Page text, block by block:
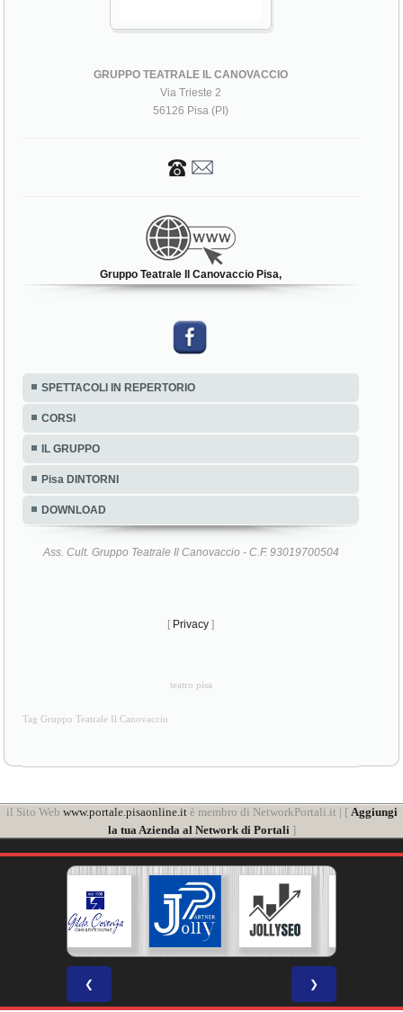
GRUPPO TEATRALE IL CANOVACCIO
Via Trieste 2
56126 Pisa (PI)
Gruppo Teatrale Il Canovaccio Pisa,
SPETTACOLI IN REPERTORIO
CORSI
IL GRUPPO
Pisa DINTORNI
DOWNLOAD
Ass. Cult. Gruppo Teatrale Il Canovaccio - C.F. 93019700504
[ Privacy ]
teatro pisa
Tag Gruppo Teatrale Il Canovaccio
il Sito Web www.portale.pisaonline.itè membro di NetworkPortali.it | [ Aggiungi
la tua Azienda al Network di Portali ]
❮ ❯